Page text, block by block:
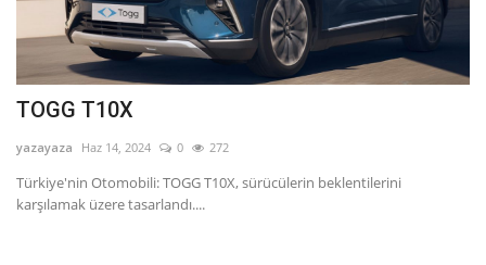
TOGG T10X
yazayaza Haz 14, 2024 0 272
Türkiye'nin Otomobili: TOGG T10X, sürücülerin beklentilerini
karşılamak üzere tasarlandı....